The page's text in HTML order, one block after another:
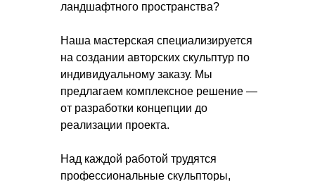
ландшафтного пространства?
Наша мастерская специализируется
на создании авторских скульптур по
индивидуальному заказу. Мы
предлагаем комплексное решение —
от разработки концепции до
реализации проекта.
Над каждой работой трудятся
профессиональные скульпторы,